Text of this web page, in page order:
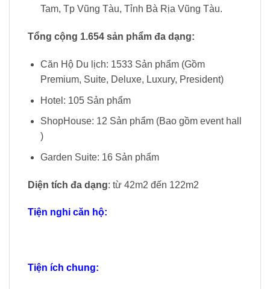
Tam, Tp Vũng Tàu, Tỉnh Bà Rịa Vũng Tàu.
Tổng cộng 1.654 sản phẩm đa dạng:
Căn Hộ Du lịch: 1533 Sản phẩm (Gồm
Premium, Suite, Deluxe, Luxury, President)
Hotel: 105 Sản phẩm
ShopHouse: 12 Sản phẩm (Bao gồm event hall
)
Garden Suite: 16 Sản phẩm
Diện tích đa dạng: từ 42m2 đến 122m2
Tiện nghi căn hộ:
Tiện ích chung: